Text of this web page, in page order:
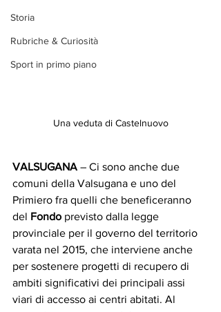
Storia
Rubriche & Curiosità
Sport in primo piano
Una veduta di Castelnuovo
VALSUGANA – Ci sono anche due
comuni della Valsugana e uno del
Primiero fra quelli che beneficeranno
del Fondo previsto dalla legge
provinciale per il governo del territorio
varata nel 2015, che interviene anche
per sostenere progetti di recupero di
ambiti significativi dei principali assi
viari di accesso ai centri abitati. Al